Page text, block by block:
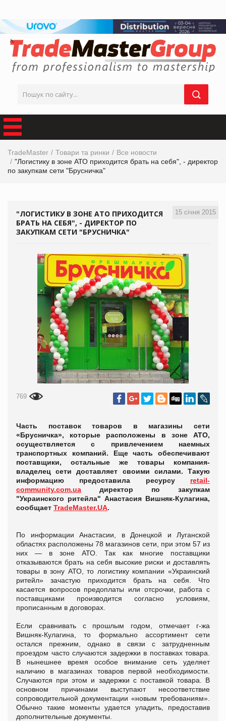
TradeMaster Товари та ринки
Все новости
"Логистику в зоне АТО приходится брать на себя", - директор
по закупкам сети "Брусничка"
15 січня 2015
"ЛОГИСТИКУ В ЗОНЕ АТО ПРИХОДИТСЯ
БРАТЬ НА СЕБЯ", - ДИРЕКТОР ПО
ЗАКУПКАМ СЕТИ "БРУСНИЧКА"
769
Часть поставок товаров в магазины сети
«Брусничка», которые расположены в зоне АТО,
осуществляется с привлечением наемных
транспортных компаний. Еще часть обеспечивают
поставщики, остальные же товары компания-
владелец сети доставляет своими силами. Такую
информацию предоставила ресурсу retail-
community.com.ua директор по закупкам
"Украинского ритейла" Анастасия Вишняк-Кулагина,
сообщает TradeMaster.UA.
По информации Анастасии, в Донецкой и Луганской
областях расположены 78 магазинов сети, при этом 57 из
них — в зоне АТО. Так как многие поставщики
отказываются брать на себя высокие риски и доставлять
товары в зону АТО, то логистику компании «Украинский
ритейл» зачастую приходится брать на себя. Что
касается вопросов предоплаты или отсрочки, работа с
поставщиками производится согласно условиям,
прописанным в договорах.
Если сравнивать с прошлым годом, отмечает г-жа
Вишняк-Кулагина, то формально ассортимент сети
остался прежним, однако в связи с затрудненным
проездом часто случаются задержки в поставках товара.
В нынешнее время особое внимание сеть уделяет
наличию в магазинах товаров первой необходимости.
Случаются при этом и задержки с поставкой товара. В
основном причинами выступают несоответствие
сопроводительной документации «новым требованиям».
Обычно такие моменты удается уладить, предоставив
дополнительные документы.